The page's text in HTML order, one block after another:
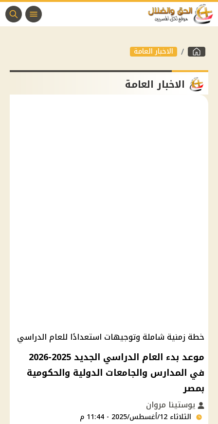
الاخبار العامة
الاخبار العامة
خطة زمنية شاملة وتوجيهات استعدادًا للعام الدراسي
موعد بدء العام الدراسي الجديد 2025-2026
في المدارس والجامعات الدولية والحكومية
بمصر
يوستينا مروان
الثلاثاء 12/أغسطس/2025 - 11:44 م